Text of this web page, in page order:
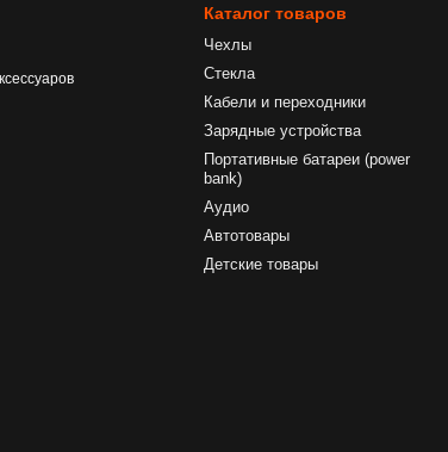
Каталог товаров
Чехлы
Стекла
Кабели и переходники
Зарядные устройства
Портативные батареи (power
bank)
Аудио
Автотовары
Детские товары